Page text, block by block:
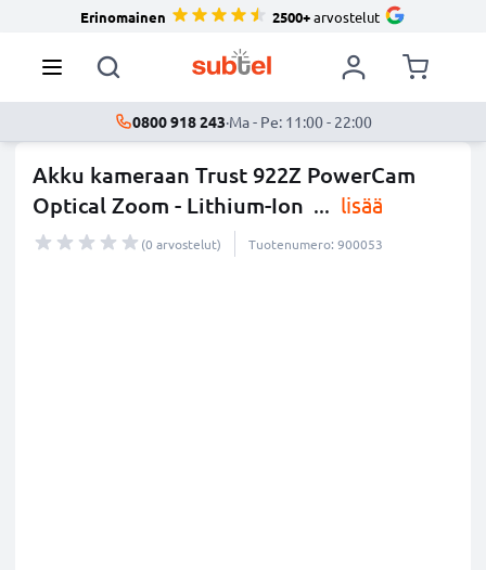
Erinomainen 2500+arvostelut
0800 918 243·Ma - Pe: 11:00 - 22:00
Akku kameraan Trust 922Z PowerCam
Optical Zoom - Lithium-Ion ... lisää
(0 arvostelut) Tuotenumero: 900053